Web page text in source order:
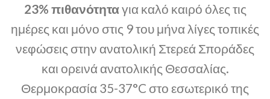
23% πιθανότηταγια καλό καιρό όλες τις
ημέρες και μόνο στις 9 του μήνα λίγες τοπικές
νεφώσεις στην ανατολική Στερεά Σποράδες
και ορεινά ανατολικής Θεσσαλίας.
Θερμοκρασία 35-37°C στο εσωτερικό της